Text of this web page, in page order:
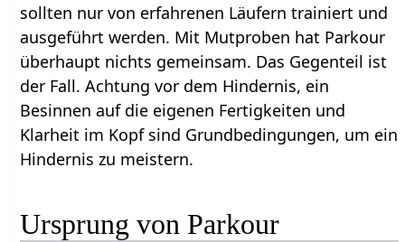
sollten nur von erfahrenen Läufern trainiert und
ausgeführt werden. Mit Mutproben hat Parkour
überhaupt nichts gemeinsam. Das Gegenteil ist
der Fall. Achtung vor dem Hindernis, ein
Besinnen auf die eigenen Fertigkeiten und
Klarheit im Kopf sind Grundbedingungen, um ein
Hindernis zu meistern.
Ursprung von Parkour